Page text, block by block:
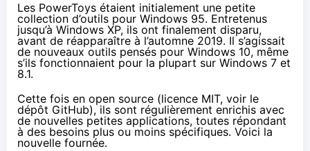
Les PowerToys étaient initialement une petite
collection d’outils pour Windows 95. Entretenus
jusqu’à Windows XP, ils ont finalement disparu,
avant de réapparaître à l’automne 2019. Il s’agissait
de nouveaux outils pensés pour Windows 10, même
s’ils fonctionnaient pour la plupart sur Windows 7 et
8.1.
Cette fois en open source (licence MIT, voir le
dépôt GitHub), ils sont régulièrement enrichis avec
de nouvelles petites applications, toutes répondant
à des besoins plus ou moins spécifiques. Voici la
nouvelle fournée.